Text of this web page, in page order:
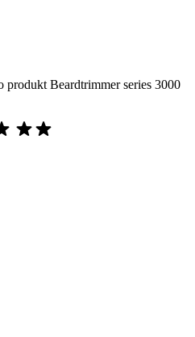
produkt Beardtrimmer series 3000